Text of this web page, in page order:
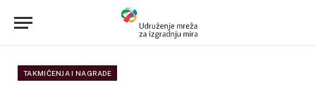
TAKMIČENJA I NAGRADE